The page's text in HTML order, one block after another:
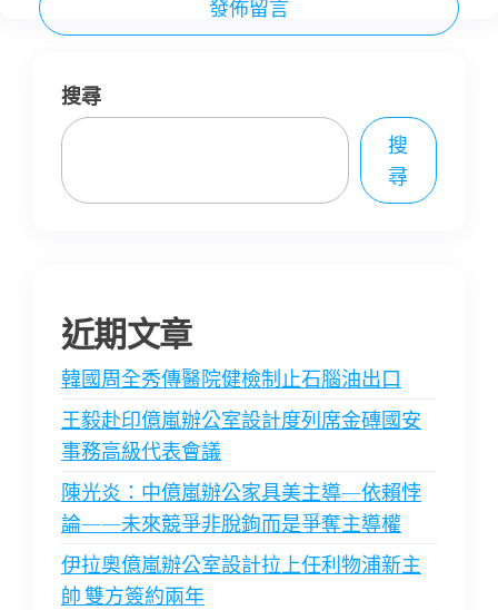
搜尋
搜
尋
近期文章
韓國周全秀傳醫院健檢制止石腦油出口
王毅赴印億嵐辦公室設計度列席金磚國安
事務高級代表會議
陳光炎：中億嵐辦公家具美主導—依賴悖
論——未來競爭非脫鉤而是爭奪主導權
伊拉奧億嵐辦公室設計拉上任利物浦新主
帥 雙方簽約兩年